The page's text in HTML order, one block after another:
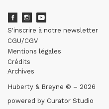
S'inscrire à notre newsletter
CGU/CGV
Mentions légales
Crédits
Archives
Huberty & Breyne © – 2026
powered by Curator Studio